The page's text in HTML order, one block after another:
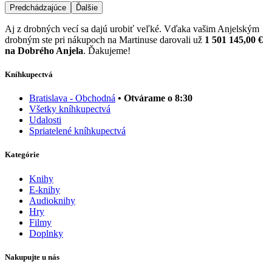
Predchádzajúce Ďalšie
Aj z drobných vecí sa dajú urobiť veľké. Vďaka vašim Anjelským
drobným ste pri nákupoch na Martinuse darovali už 1 501 145,00 €
na Dobrého Anjela. Ďakujeme!
Kníhkupectvá
Bratislava - Obchodná • Otvárame o 8:30
Všetky kníhkupectvá
Udalosti
Spriatelené kníhkupectvá
Kategórie
Knihy
E-knihy
Audioknihy
Hry
Filmy
Doplnky
Nakupujte u nás